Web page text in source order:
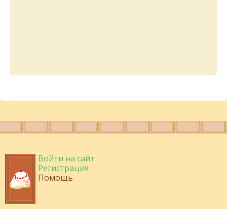
Войти на сайт
Регистрация
Помощь